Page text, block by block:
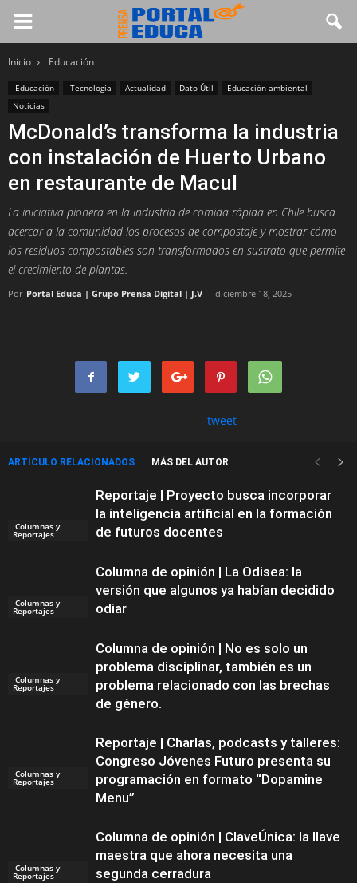
Inicio Educación
Educación Tecnología Actualidad Dato Útil
Educación ambiental
Noticias
McDonald’s transforma la industria
con instalación de Huerto Urbano
en restaurante de Macul
La iniciativa pionera en la industria de comida rápida en Chile busca
acercar a la comunidad los procesos de compostaje y mostrar cómo
los residuos compostables son transformados en sustrato que permite
el crecimiento de plantas.
Por Portal Educa | Grupo Prensa Digital | J.V - diciembre 18, 2025
tweet
ARTÍCULO RELACIONADOS MÁS DEL AUTOR
Columnas y
Reportajes
Reportaje | Proyecto busca incorporar
la inteligencia artificial en la formación
de futuros docentes
Columnas y
Reportajes
Columna de opinión | La Odisea: la
versión que algunos ya habían decidido
odiar
Columnas y
Reportajes
Columna de opinión | No es solo un
problema disciplinar, también es un
problema relacionado con las brechas
de género.
Columnas y
Reportajes
Reportaje | Charlas, podcasts y talleres:
Congreso Jóvenes Futuro presenta su
programación en formato “Dopamine
Menu”
Columnas y
Reportajes
Columna de opinión | ClaveÚnica: la llave
maestra que ahora necesita una
segunda cerradura